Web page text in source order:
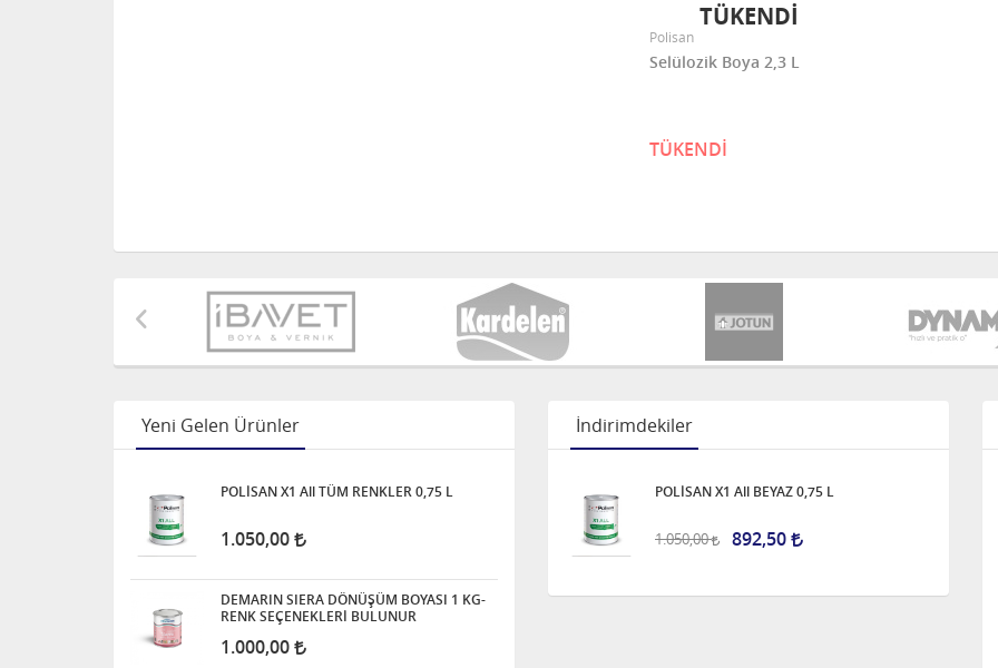
Polisan
Selülozik Boya 2,3 L
TÜKENDİ
TÜKENDİ
Yeni Gelen Ürünler
POLİSAN X1 All TÜM RENKLER 0,75 L
1.050,00
DEMARIN SIERA DÖNÜŞÜM BOYASI 1 KG-
RENK SEÇENEKLERİ BULUNUR
1.000,00
İndirimdekiler
POLİSAN X1 All BEYAZ 0,75 L
1.050,00 892,50